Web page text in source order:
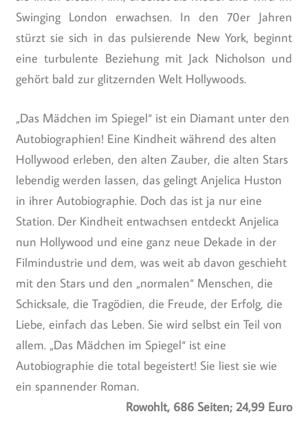
Swinging London erwachsen. In den 70er Jahren
stürzt sie sich in das pulsierende New York, beginnt
eine turbulente Beziehung mit Jack Nicholson und
gehört bald zur glitzernden Welt Hollywoods.
„Das Mädchen im Spiegel“ ist ein Diamant unter den
Autobiographien! Eine Kindheit während des alten
Hollywood erleben, den alten Zauber, die alten Stars
lebendig werden lassen, das gelingt Anjelica Huston
in ihrer Autobiographie. Doch das ist ja nur eine
Station. Der Kindheit entwachsen entdeckt Anjelica
nun Hollywood und eine ganz neue Dekade in der
Filmindustrie und dem, was weit ab davon geschieht
mit den Stars und den „normalen“ Menschen, die
Schicksale, die Tragödien, die Freude, der Erfolg, die
Liebe, einfach das Leben. Sie wird selbst ein Teil von
allem. „Das Mädchen im Spiegel“ ist eine
Autobiographie die total begeistert! Sie liest sie wie
ein spannender Roman.
Rowohlt, 686 Seiten; 24,99 Euro